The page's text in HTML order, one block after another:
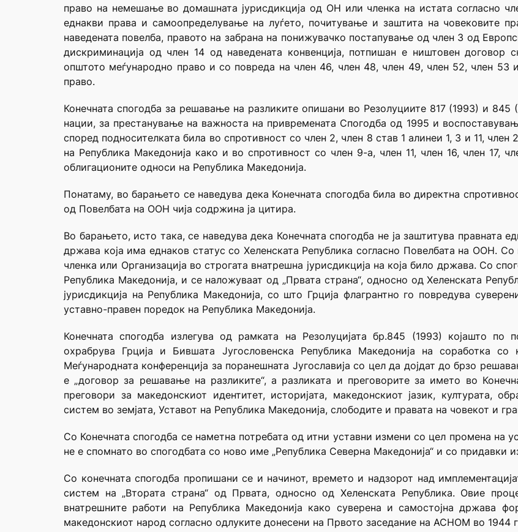
право на немешање во домашната јурисдикција од ОН или членка на истата согласно
еднакви права и самоопределување на луѓето, почитување и заштита на човековите
наведената повелба, правото на забрана на понижувачко постапување од член 3 од
дискриминација од член 14 од наведената конвенција, потпишан е ништовен договор
општото меѓународно право и со повреда на член 46, член 48, член 49, член 52, член 53
право.
Конечната спогодба за решавање на разликите опишани во Резолуциите 817 (1993) и 845
нации, за престанување на важноста на привремената Спогодба од 1995 и
според подносителката била во спротивност со член 2, член 8 став 1 алинеи 1, 3 и 11,
на Република Македонија како и во спротивност со член 9-а, член 11, член 16, член 17,
облигационите односи на Република Македонија.
Понатаму, во барањето се наведува дека Конечната спогодба била во директна
од Повелбата на ООН чија содржина ја цитира.
Во барањето, исто така, се наведува дека Конечната спогодба не ја заштитува правната
држава која има еднаков статус со Хеленската Република согласно Повелбата на ООН.
членка или Организација во строгата внатрешна јурисдикција на која било држава. Со
Република Македонија, и се наложуваат од „Првата страна“, односно од Хеленската
јурисдикција на Република Македонија, со што Грција флагрантно го повредува
уставно-правен поредок на Република Македонија.
Конечната спогодба излегува од рамката на Резолуцијата бр.845 (1993) којашто по
охрабрува Грција и Бившата Југословенска Република Македонија на соработка
Меѓународната конференција за поранешната Југославија со цел да дојдат до брзо
е „договор за решавање на разликите“, а разликата и преговорите за името во
преговори за македонскиот идентитет, историјата, македонскиот јазик, културата,
систем во земјата, Уставот на Република Македонија, слободите и правата на човекот и
Со Конечната спогодба се наметна потребата од итни уставни измени со цел промена на
не е спомнато во спогодбата со ново име „Република Северна Македонија“ и со придавки
Со конечната спогодба пропишани се и начинот, времето и надзорот над
систем на „Втората страна“ од Првата, односно од Хеленската Република. Овие
внатрешните работи на Република Македонија како суверена и самостојна држава
македонскиот народ согласно одлуките донесени на Првото заседание на АСНОМ во 1944